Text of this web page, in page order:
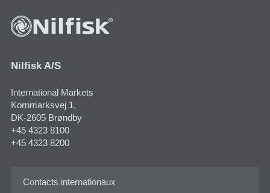
Nilfisk A/S
International Markets
Kornmarksvej 1​,
DK-2605 Brøndby
+45 4323 8100
+45 4323 8200
Contacts internationaux